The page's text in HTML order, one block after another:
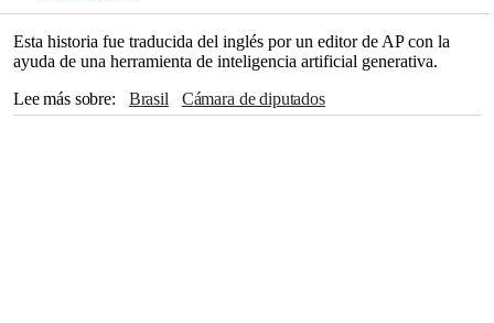
Esta historia fue traducida del inglés por un editor de AP con la
ayuda de una herramienta de inteligencia artificial generativa.
Lee más sobre
Brasil
Cámara de diputados